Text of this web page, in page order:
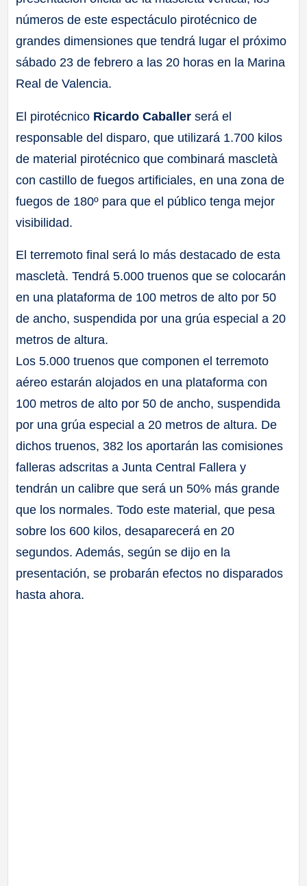
números de este espectáculo pirotécnico de
grandes dimensiones que tendrá lugar el próximo
sábado 23 de febrero a las 20 horas en la Marina
Real de Valencia.
El pirotécnico Ricardo Caballer será el
responsable del disparo, que utilizará 1.700 kilos
de material pirotécnico que combinará mascletà
con castillo de fuegos artificiales, en una zona de
fuegos de 180º para que el público tenga mejor
visibilidad.
El terremoto final será lo más destacado de esta
mascletà. Tendrá 5.000 truenos que se colocarán
en una plataforma de 100 metros de alto por 50
de ancho, suspendida por una grúa especial a 20
metros de altura.
Los 5.000 truenos que componen el terremoto
aéreo estarán alojados en una plataforma con
100 metros de alto por 50 de ancho, suspendida
por una grúa especial a 20 metros de altura. De
dichos truenos, 382 los aportarán las comisiones
falleras adscritas a Junta Central Fallera y
tendrán un calibre que será un 50% más grande
que los normales. Todo este material, que pesa
sobre los 600 kilos, desaparecerá en 20
segundos. Además, según se dijo en la
presentación, se probarán efectos no disparados
hasta ahora.